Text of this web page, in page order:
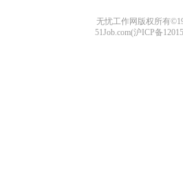
无忧工作网版权所有
51Job.com(沪ICP备